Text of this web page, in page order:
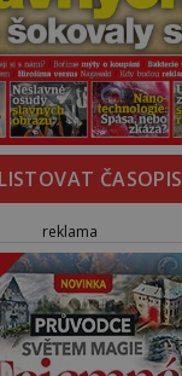
ČASOPIS
reklama